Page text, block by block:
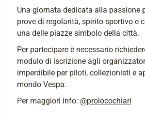
Una giornata dedicata alla passione
prove di regolarità, spirito sportivo e
una delle piazze simbolo della città.
Per partecipare è necessario
modulo di iscrizione agli
imperdibile per piloti, collezionisti e
mondo Vespa.
Per maggiori info: @prolocochiari